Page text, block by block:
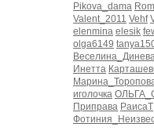
Pikova_dama
Valent_2011 Vehf
elenmina elesik
olga6149
Инетта
иголочка
Приправа РаисаТ